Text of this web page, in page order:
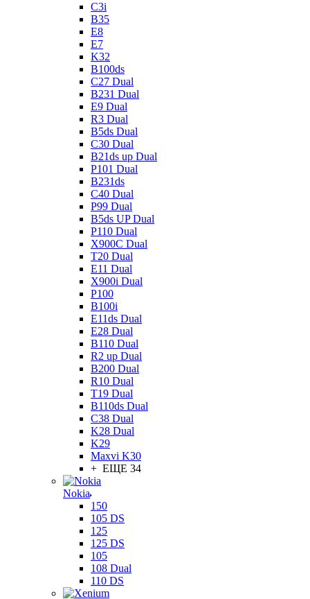
C3i
B35
E8
E7
K32
B100ds
C27 Dual
B231 Dual
E9 Dual
R3 Dual
B5ds Dual
C30 Dual
B21ds up Dual
P101 Dual
B231ds
C40 Dual
P99 Dual
B5ds UP Dual
P110 Dual
X900C Dual
T20 Dual
E11 Dual
X900i Dual
P100
B100i
E11ds Dual
E28 Dual
B110 Dual
R2 up Dual
B200 Dual
R10 Dual
T19 Dual
B110ds Dual
C38 Dual
K28 Dual
K29
Maxvi K30
+ ЕЩЕ 34
Nokia
150
105 DS
125
125 DS
105
108 Dual
110 DS